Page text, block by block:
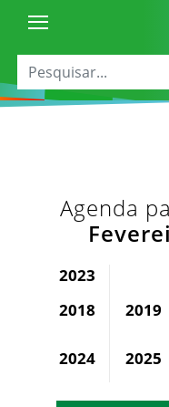
Agenda
2023
2018
2019
2024 2025